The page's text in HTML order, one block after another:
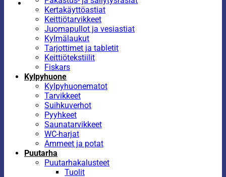
Kertakäyttöastiat
Keittiötarvikkeet
Juomapullot ja vesiastiat
Kylmälaukut
Tarjottimet ja tabletit
Keittiötekstiilit
Fiskars
Kylpyhuone
Kylpyhuonematot
Tarvikkeet
Suihkuverhot
Pyyhkeet
Saunatarvikkeet
WC-harjat
Ammeet ja potat
Puutarha
Puutarhakalusteet
Tuolit